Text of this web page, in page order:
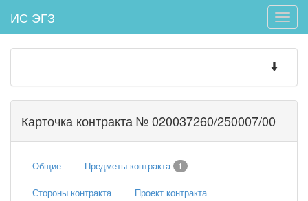
Toggle
ИС ЭГЗ
Toggle
Карточка контракта № 020037260/250007/00
Общие Предметы контракта 1
Стороны контракта Проект контракта